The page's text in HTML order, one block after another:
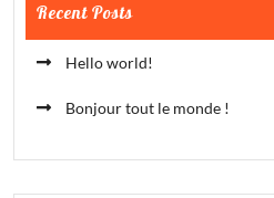
Recent Posts
Hello world!
Bonjour tout le monde !